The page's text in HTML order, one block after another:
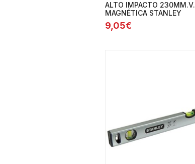
ALTO IMPACTO
MAGNÉTICA STANLEY
9,05€